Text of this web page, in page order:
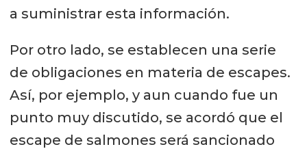
a suministrar esta información.
Por otro lado, se establecen una serie
de obligaciones en materia de escapes.
Así, por ejemplo, y aun cuando fue un
punto muy discutido, se acordó que el
escape de salmones será sancionado